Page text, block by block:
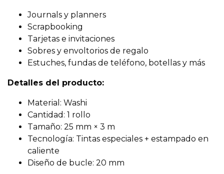
Journals y planners
Scrapbooking
Tarjetas e invitaciones
Sobres y envoltorios de regalo
Estuches, fundas de teléfono, botellas y más
Detalles del producto:
Material: Washi
Cantidad: 1 rollo
Tamaño: 25 mm × 3 m
Tecnología: Tintas especiales + estampado en
caliente
Diseño de bucle: 20 mm